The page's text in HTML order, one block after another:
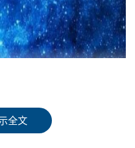
册个人信息。注册信息填写
，如果注册时这部分内容有
全文